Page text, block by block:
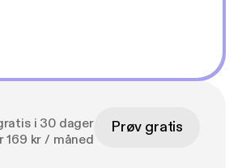
i 30 dager
169 kr / måned
Prøv gratis